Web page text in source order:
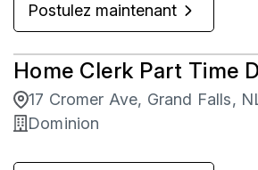
Postulez maintenant
Home Clerk Part Time
17 Cromer Ave, Grand Falls,
Dominion